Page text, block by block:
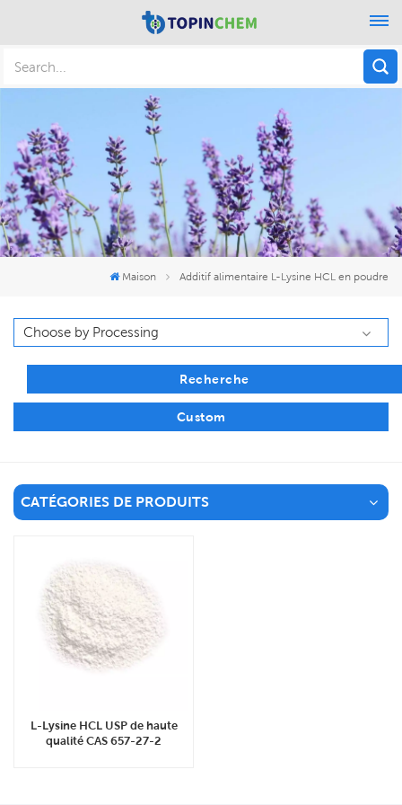
Maison Additif alimentaire L-Lysine HCL en poudre
Recherche
Custom
CATÉGORIES DE PRODUITS
L-Lysine HCL USP de haute
qualité CAS 657-27-2